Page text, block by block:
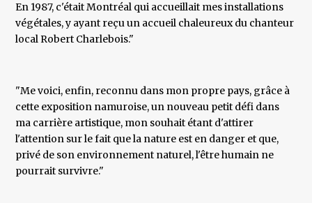
En 1987, c'était Montréal qui accueillait mes installations
végétales, y ayant reçu un accueil chaleureux du chanteur
local Robert Charlebois."
"Me voici, enfin, reconnu dans mon propre pays, grâce à
cette exposition namuroise, un nouveau petit défi dans
ma carrière artistique, mon souhait étant d'attirer
l'attention sur le fait que la nature est en danger et que,
privé de son environnement naturel, l'être humain ne
pourrait survivre."